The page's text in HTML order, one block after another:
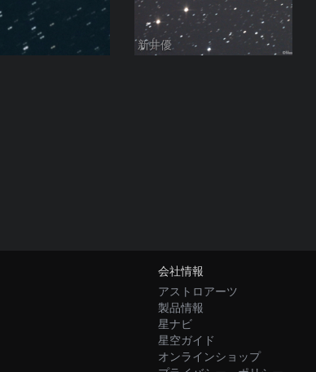
新井優
会社情報
アストロアーツ
製品情報
星ナビ
星空ガイド
オンラインショップ